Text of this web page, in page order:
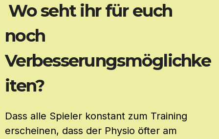
Wo seht ihr für euch
noch
Verbesserungsmöglichke
iten?
Dass alle Spieler konstant zum Training
erscheinen, dass der Physio öfter am